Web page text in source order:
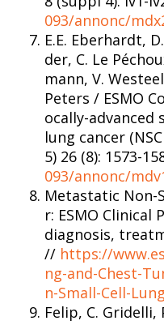
093/annonc/
E.E. Eberhardt,
der, C. Le
mann, V.
Peters / ESMO
ocally-advanced
lung cancer
5) 26 (8): 1573-
093/annonc/
Metastatic Non-
r: ESMO Clinical
diagnosis,
// https://
ng-and-Chest-
n-Small-Cell-
Felip, C. Gridelli,